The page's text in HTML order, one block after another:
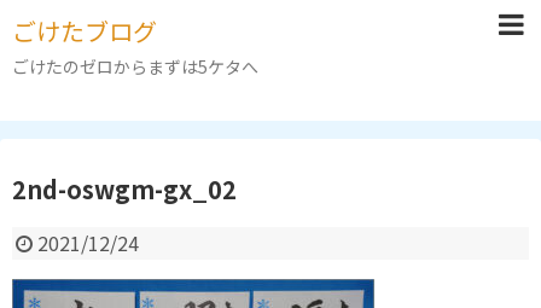
ごけたブログ
ごけたのゼロからまずは5ケタへ
2nd-oswgm-gx_02
2021/12/24